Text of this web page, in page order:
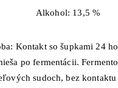
Alkohol: 13,5 %
Kontakt so šupkami 24
po fermentácii.
sudoch, bez kontaktu